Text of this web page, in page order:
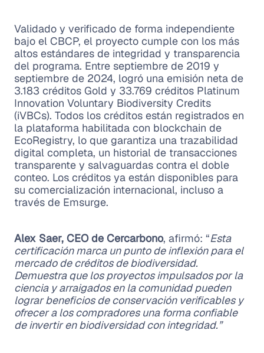
Validado y verificado de forma independiente
bajo el CBCP, el proyecto cumple con los más
altos estándares de integridad y transparencia
del programa. Entre septiembre de 2019 y
septiembre de 2024, logró una emisión neta de
3.183 créditos Gold y 33.769 créditos Platinum
Innovation Voluntary Biodiversity Credits
(iVBCs). Todos los créditos están registrados en
la plataforma habilitada con blockchain de
EcoRegistry, lo que garantiza una trazabilidad
digital completa, un historial de transacciones
transparente y salvaguardas contra el doble
conteo. Los créditos ya están disponibles para
su comercialización internacional, incluso a
través de Emsurge.
Alex Saer, CEO de Cercarbono, afirmó: “Esta
certificación marca un punto de inflexión para el
mercado de créditos de biodiversidad.
Demuestra que los proyectos impulsados por la
ciencia y arraigados en la comunidad pueden
lograr beneficios de conservación verificables y
ofrecer a los compradores una forma confiable
de invertir en biodiversidad con integridad.”